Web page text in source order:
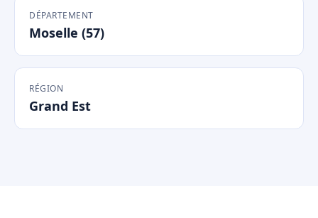
DÉPARTEMENT
Moselle (57)
RÉGION
Grand Est